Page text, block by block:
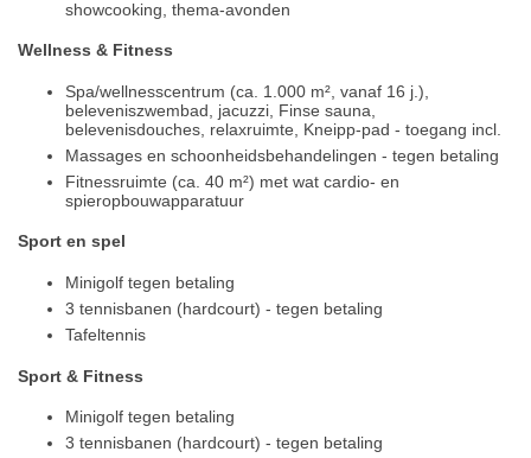
showcooking, thema-avonden
Wellness & Fitness
Spa/wellnesscentrum (ca. 1.000 m², vanaf 16 j.),
beleveniszwembad, jacuzzi, Finse sauna,
belevenisdouches, relaxruimte, Kneipp-pad - toegang incl.
Massages en schoonheidsbehandelingen - tegen betaling
Fitnessruimte (ca. 40 m²) met wat cardio- en
spieropbouwapparatuur
Sport en spel
Minigolf tegen betaling
3 tennisbanen (hardcourt) - tegen betaling
Tafeltennis
Sport & Fitness
Minigolf tegen betaling
3 tennisbanen (hardcourt) - tegen betaling